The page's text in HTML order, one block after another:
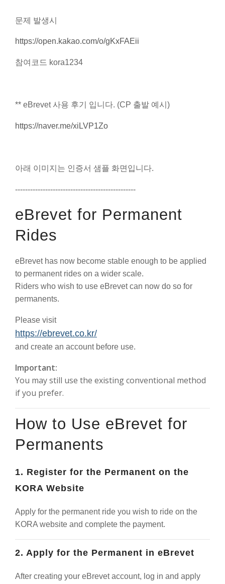
문제 발생시
https://open.kakao.com/o/gKxFAEii
참여코드 kora1234
** eBrevet 사용 후기 입니다. (CP 출발 예시)
https://naver.me/xiLVP1Zo
아래 이미지는 인증서 샘플 화면입니다.
------------------------------------------------
eBrevet for Permanent
Rides
eBrevet has now become stable enough to be applied
to permanent rides on a wider scale.
Riders who wish to use eBrevet can now do so for
permanents.
Please visit
https://ebrevet.co.kr/
and create an account before use.
Important:
You may still use the existing conventional method
if you prefer.
How to Use eBrevet for
Permanents
1. Register for the Permanent on the
KORA Website
Apply for the permanent ride you wish to ride on the
KORA website and complete the payment.
2. Apply for the Permanent in eBrevet
After creating your eBrevet account, log in and apply